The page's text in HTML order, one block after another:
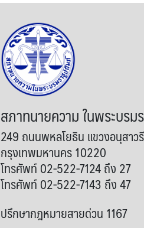
สภาทนายความ ในพระบร
249 ถนนพหลโยธิน แขวงอนุสาว
กรุงเทพมหานคร 10220
โทรศัพท์ 02-522-7124 ถึง 27
โทรศัพท์ 02-522-7143 ถึง 47
ปรึกษากฎหมายสายด่วน 1167